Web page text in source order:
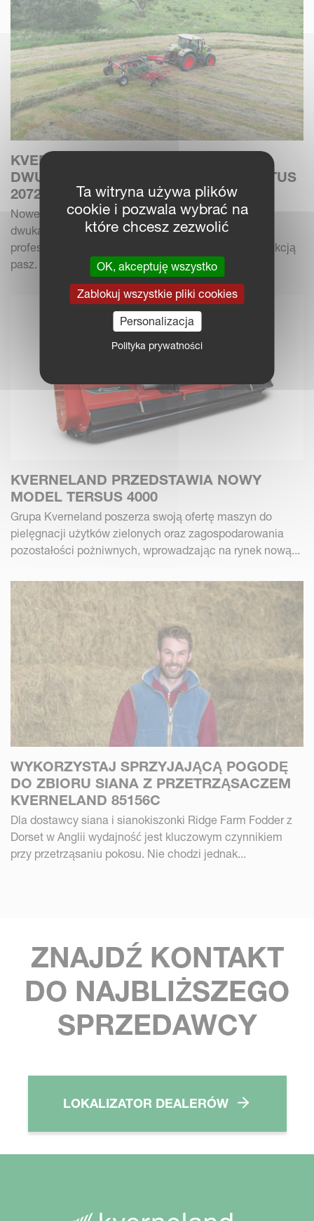
KVERNELAND PRZEDSTAWIA NOWE
DWUKARUZELOWE ZGRABIARKI TACTUS
2072 I 2078.
Nowe Kverneland Tactus 2072 i Tactus 2078 to
dwukaruzelowe zgrabiarki przeznaczone dla
profesjonalnych gospodarstw zajmujących się produkcją
pasz. Łączą...
KVERNELAND PRZEDSTAWIA NOWY
MODEL TERSUS 4000
Grupa Kverneland poszerza swoją ofertę maszyn do
pielęgnacji użytków zielonych oraz zagospodarowania
pozostałości pożniwnych, wprowadzając na rynek nową...
WYKORZYSTAJ SPRZYJAJĄCĄ POGODĘ
DO ZBIORU SIANA Z PRZETRZĄSACZEM
KVERNELAND 85156C
Dla dostawcy siana i sianokiszonki Ridge Farm Fodder z
Dorset w Anglii wydajność jest kluczowym czynnikiem
przy przetrząsaniu pokosu. Nie chodzi jednak...
ZNAJDŹ KONTAKT
DO NAJBLIŻSZEGO
SPRZEDAWCY
LOKALIZATOR DEALERÓW
Ta witryna używa plików
cookie i pozwala wybrać na
które chcesz zezwolić
OK, akceptuję wszystko
Zablokuj wszystkie pliki cookies
Personalizacja
Polityka prywatności